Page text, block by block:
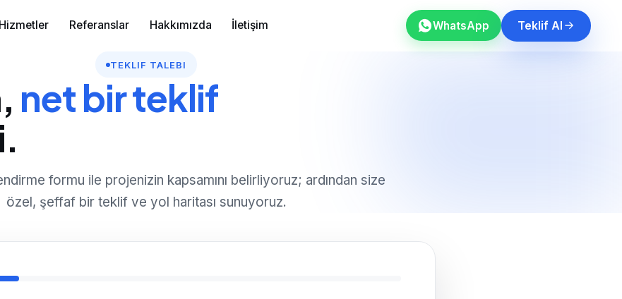
Hizmetler Referanslar Hakkımızda İletişim WhatsApp Teklif Al
TEKLIF TALEBI
net bir teklif
formu ile projenizin kapsamını belirliyoruz; ardından size
özel, şeffaf bir teklif ve yol haritası sunuyoruz.